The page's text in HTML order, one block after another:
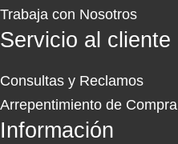
Trabaja con Nosotros
Servicio al cliente
Consultas y Reclamos
Arrepentimiento de Compra
Información